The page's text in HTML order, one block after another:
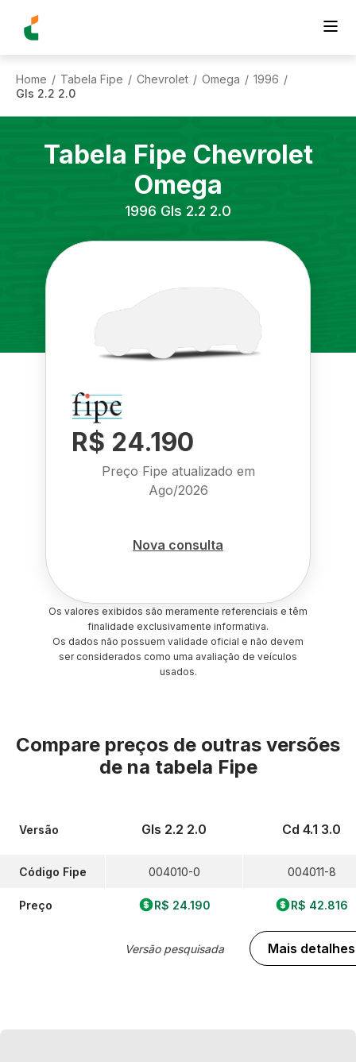
Home / Tabela Fipe / Chevrolet / Omega / 1996 /
Gls 2.2 2.0
Tabela Fipe Chevrolet
Omega
1996 Gls 2.2 2.0
R$ 24.190
Preço Fipe atualizado em
Ago/2026
Nova consulta
Os valores exibidos são meramente referenciais e têm
finalidade exclusivamente informativa.
Os dados não possuem validade oficial e não devem
ser considerados como uma avaliação de veículos
usados.
Compare preços de outras versões
de na tabela Fipe
Versão
Código Fipe
Preço
Gls 2.2 2.0
004010-0
R$ 24.190
Versão pesquisada
Cd 4.1 3.0
004011-8
R$ 42.816
Mais detalhes